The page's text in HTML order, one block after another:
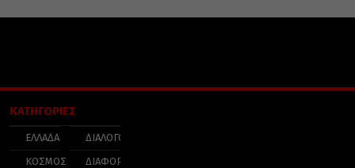
ΚΑΤΗΓΟΡΙΕΣ
ΕΛΛΑΔΑ
ΚΟΣΜΟΣ
ΔΙΑΛΟΓΟΣ
ΔΙΑΦΟΡΑ